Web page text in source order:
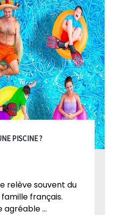
PISCINE ?
relève souvent du
français.
...